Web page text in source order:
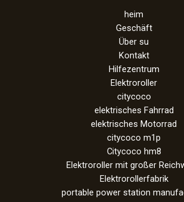
heim
Geschäft
Über su
Kontakt
Hilfezentrum
Elektroroller
citycoco
elektrisches Fahrrad
elektrisches Motorrad
citycoco m1p
Citycoco hm8
Elektroroller mit großer
Elektrorollerfabrik
portable power station